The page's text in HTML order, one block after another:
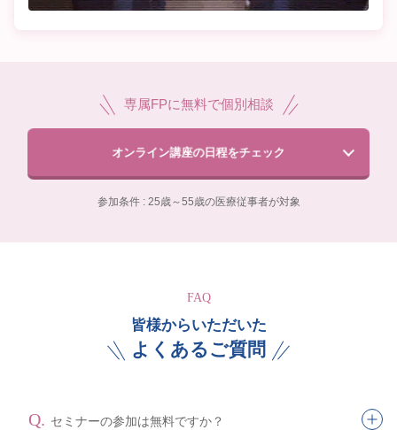
専属FPに無料で個別相談
オンライン講座の日程をチェック
参加条件 : 25歳～55歳の医療従事者が対象
FAQ
皆様からいただいた
よくあるご質問
セミナーの参加は無料ですか？